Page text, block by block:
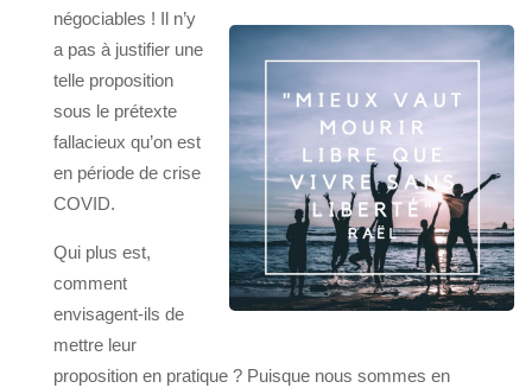
négociables ! Il n’y
a pas à justifier une
telle proposition
sous le prétexte
fallacieux qu’on est
en période de crise
COVID.
Qui plus est,
comment
envisagent-ils de
mettre leur
proposition en pratique ? Puisque nous sommes en